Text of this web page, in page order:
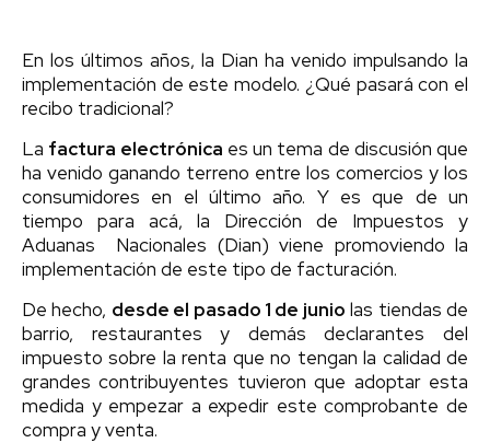
En los últimos años, la Dian ha venido impulsando la
implementación de este modelo. ¿Qué pasará con el
recibo tradicional?
La factura electrónica es un tema de discusión que
ha venido ganando terreno entre los comercios y los
consumidores en el último año. Y es que de un
tiempo para acá, la Dirección de Impuestos y
Aduanas Nacionales (Dian) viene promoviendo la
implementación de este tipo de facturación.
De hecho, desde el pasado 1 de junio las tiendas de
barrio, restaurantes y demás declarantes del
impuesto sobre la renta que no tengan la calidad de
grandes contribuyentes tuvieron que adoptar esta
medida y empezar a expedir este comprobante de
compra y venta.